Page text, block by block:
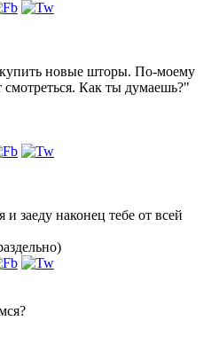
новые шторы. По-моему
смотреться. Как ты думаешь?"
заеду наконец тебе от всей